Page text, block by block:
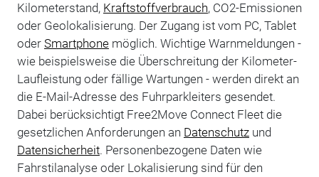
Kilometerstand, Kraftstoffverbrauch, CO2-Emissionen
oder Geolokalisierung. Der Zugang ist vom PC, Tablet
oder Smartphonemöglich. Wichtige Warnmeldungen -
wie beispielsweise die Überschreitung der Kilometer-
Laufleistung oder fällige Wartungen - werden direkt an
die E-Mail-Adresse des Fuhrparkleiters gesendet.
Dabei berücksichtigt Free2Move Connect Fleet die
gesetzlichen Anforderungen an Datenschutzund
Datensicherheit. Personenbezogene Daten wie
Fahrstilanalyse oder Lokalisierung sind für den